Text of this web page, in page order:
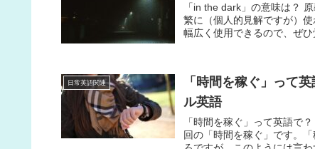
「in the dark」の意味は？
繁に（個人的見解ですが）
幅広く使用できるので、ぜ
日常英語関連
「時間を稼ぐ」って
ル英語
「時間を稼ぐ」って英語で
回の「時間を稼ぐ」です。